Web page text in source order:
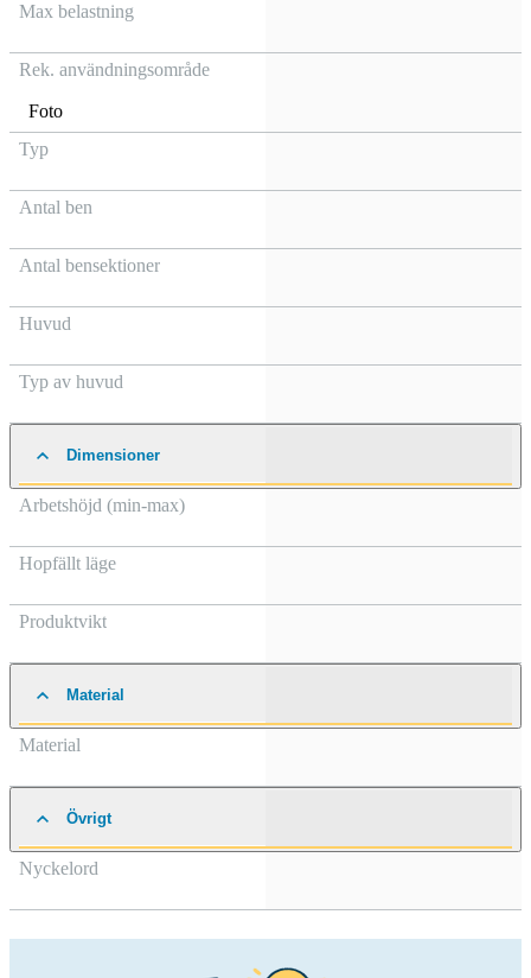
Max belastning
Rek. användningsområde
Foto
Typ
Antal ben
Antal bensektioner
Huvud
Typ av huvud
Dimensioner
Arbetshöjd (min-max)
Hopfällt läge
Produktvikt
Material
Material
Övrigt
Nyckelord